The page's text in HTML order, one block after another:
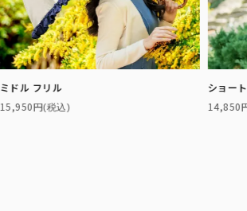
ミドル フリル
15,950円(税込)
ショー
14,850